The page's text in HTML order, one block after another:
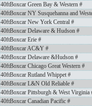
40ftBoxcar Green Bay & Western #
40ftBoxcar NY Susquehanna and
40ftBoxcar New York Central #
40ftBoxcar Delaware & Hudson #
40ftBoxcar Erie #
40ftBoxcar AC&Y #
40ftBoxcar Delaware &Hudson #
40ftBoxcar Chicago Great Western #
40ftBoxcar Rutland Whippet #
40ftBoxcar L&N Old Reliable #
40ftBoxcar Pittsburgh & West Virginia
40ftBoxcar Canadian Pacific #